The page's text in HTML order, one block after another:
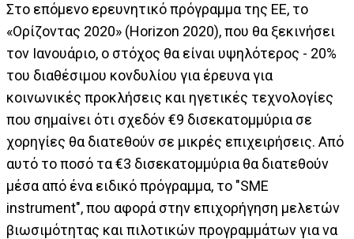
Στο επόμενο ερευνητικό πρόγραμμα της ΕΕ, το
«Ορίζοντας 2020» (Horizon 2020), που θα ξεκινήσει
τον Ιανουάριο, ο στόχος θα είναι υψηλότερος - 20%
του διαθέσιμου κονδυλίου για έρευνα για
κοινωνικές προκλήσεις και ηγετικές τεχνολογίες
που σημαίνει ότι σχεδόν €9 δισεκατομμύρια σε
χορηγίες θα διατεθούν σε μικρές επιχειρήσεις. Από
αυτό το ποσό τα €3 δισεκατομμύρια θα διατεθούν
μέσα από ένα ειδικό πρόγραμμα, το "SME
instrument", που αφορά στην επιχορήγηση μελετών
βιωσιμότητας και πιλοτικών προγραμμάτων για να